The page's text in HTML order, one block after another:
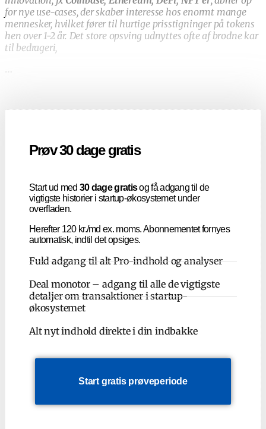
for nye use-cases, der skaber interesse hos enormt mange
mennesker, hvilket fører til hurtige prisstigninger på tokens
hen over 1-2 år. Det store opsving udnyttes ofte af brodne kar
til bedrageri,
…
Prøv 30 dage gratis
Start ud med 30 dage gratisog få adgang til de
vigtigste historier i startup-økosystemet under
overfladen.
Herefter 120 kr./md ex. moms. Abonnementet fornyes
automatisk, indtil det opsiges.
Fuld adgang til alt Pro-indhold og analyser
Deal monotor – adgang til alle de vigtigste
detaljer om transaktioner i startup-
økosystemet
Alt nyt indhold direkte i din indbakke
Start gratis prøveperiode